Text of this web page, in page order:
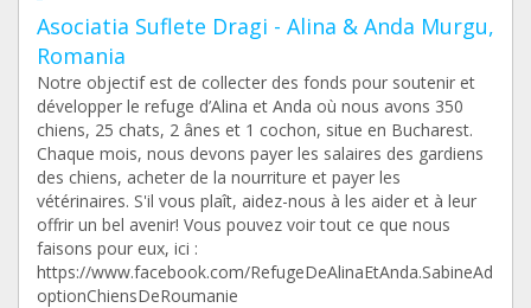
Asociatia Suflete Dragi - Alina & Anda Murgu,
Romania
Notre objectif est de collecter des fonds pour soutenir et
développer le refuge d’Alina et Anda où nous avons 350
chiens, 25 chats, 2 ânes et 1 cochon, situe en Bucharest.
Chaque mois, nous devons payer les salaires des gardiens
des chiens, acheter de la nourriture et payer les
vétérinaires. S'il vous plaît, aidez-nous à les aider et à leur
offrir un bel avenir! Vous pouvez voir tout ce que nous
faisons pour eux, ici :
https://www.facebook.com/RefugeDeAlinaEtAnda.SabineAd
optionChiensDeRoumanie